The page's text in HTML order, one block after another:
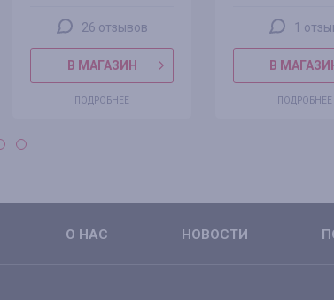
26 отзывов
В МАГАЗИН
ПОДРОБНЕЕ
1
В
ПОДРОБНЕЕ
О НАС НОВОСТИ